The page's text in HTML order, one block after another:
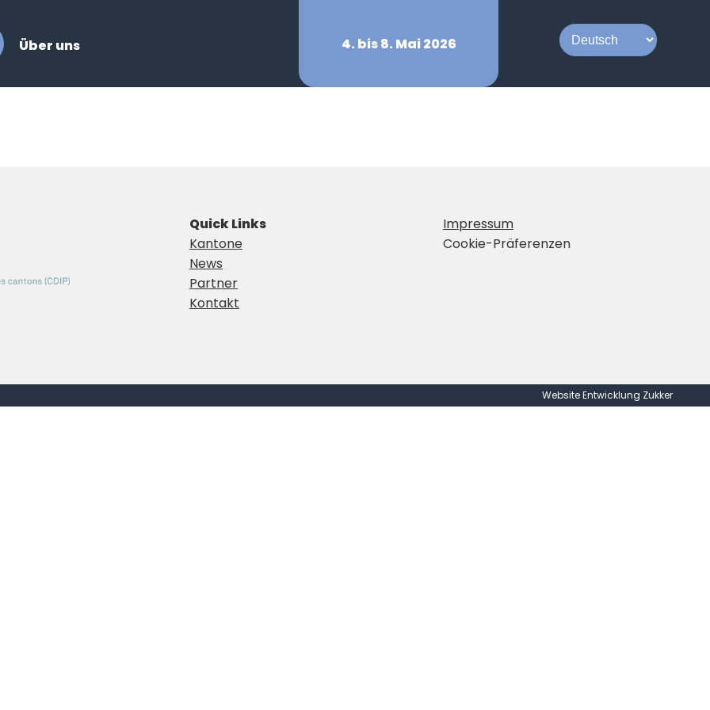
Über uns 4. bis 8. Mai 2026
Quick Links
Kantone
News
Partner
Kontakt
Impressum
Cookie-Präferenzen
Website Entwicklung Zukker